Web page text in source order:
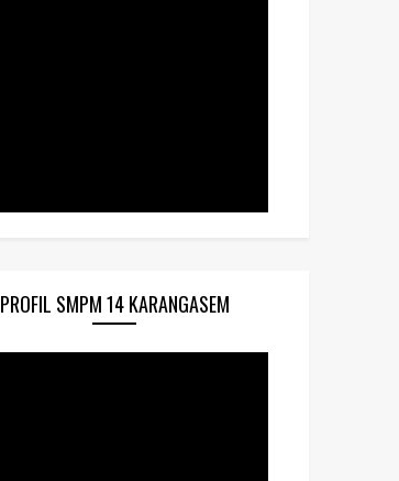
PROFIL SMPM 14 KARANGASEM